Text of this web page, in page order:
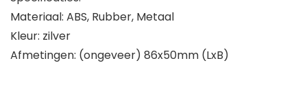
Materiaal: ABS, Rubber, Metaal
Kleur: zilver
Afmetingen: (ongeveer) 86x50mm (LxB)